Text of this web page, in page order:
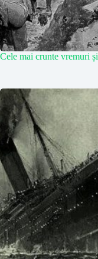
Cele mai crunte vremuri